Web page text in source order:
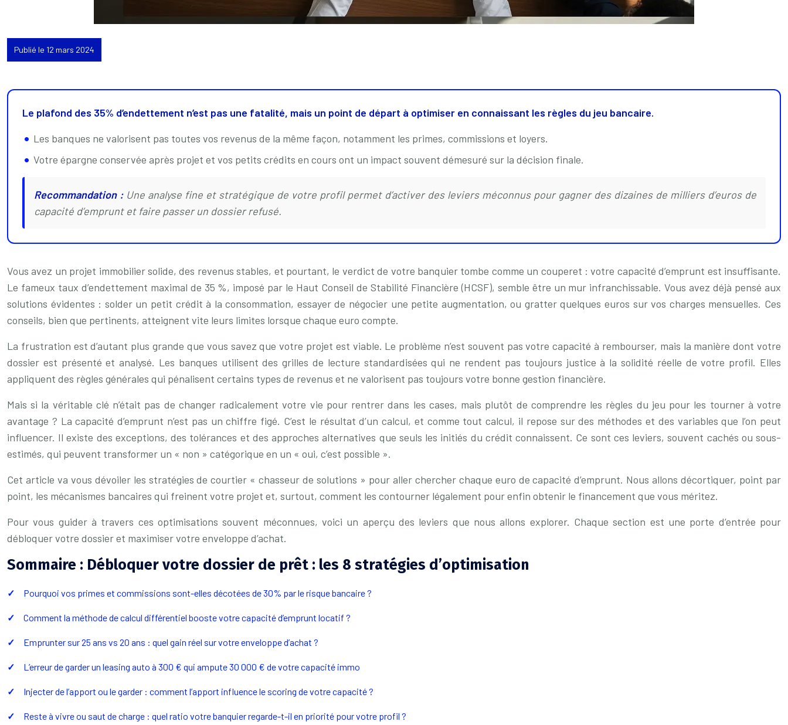
Publié le 12 mars 2024
Le plafond des 35% d’endettement n’est pas une fatalité, mais un point de départ à optimiser en connaissant les règles du jeu bancaire.
Les banques ne valorisent pas toutes vos revenus de la même façon, notamment les primes, commissions et loyers.
Votre épargne conservée après projet et vos petits crédits en cours ont un impact souvent démesuré sur la décision finale.
Recommandation :Une analyse fine et stratégique de votre profil permet d’activer des leviers méconnus pour gagner des dizaines de milliers d’euros de
capacité d’emprunt et faire passer un dossier refusé.
Vous avez un projet immobilier solide, des revenus stables, et pourtant, le verdict de votre banquier tombe comme un couperet : votre capacité d’emprunt est insuffisante.
Le fameux taux d’endettement maximal de 35 %, imposé par le Haut Conseil de Stabilité Financière (HCSF), semble être un mur infranchissable. Vous avez déjà pensé aux
solutions évidentes : solder un petit crédit à la consommation, essayer de négocier une petite augmentation, ou gratter quelques euros sur vos charges mensuelles. Ces
conseils, bien que pertinents, atteignent vite leurs limites lorsque chaque euro compte.
La frustration est d’autant plus grande que vous savez que votre projet est viable. Le problème n’est souvent pas votre capacité à rembourser, mais la manière dont votre
dossier est présenté et analysé. Les banques utilisent des grilles de lecture standardisées qui ne rendent pas toujours justice à la solidité réelle de votre profil. Elles
appliquent des règles générales qui pénalisent certains types de revenus et ne valorisent pas toujours votre bonne gestion financière.
Mais si la véritable clé n’était pas de changer radicalement votre vie pour rentrer dans les cases, mais plutôt de comprendre les règles du jeu pour les tourner à votre
avantage ? La capacité d’emprunt n’est pas un chiffre figé. C’est le résultat d’un calcul, et comme tout calcul, il repose sur des méthodes et des variables que l’on peut
influencer. Il existe des exceptions, des tolérances et des approches alternatives que seuls les initiés du crédit connaissent. Ce sont ces leviers, souvent cachés ou sous-
estimés, qui peuvent transformer un « non » catégorique en un « oui, c’est possible ».
Cet article va vous dévoiler les stratégies de courtier « chasseur de solutions » pour aller chercher chaque euro de capacité d’emprunt. Nous allons décortiquer, point par
point, les mécanismes bancaires qui freinent votre projet et, surtout, comment les contourner légalement pour enfin obtenir le financement que vous méritez.
Pour vous guider à travers ces optimisations souvent méconnues, voici un aperçu des leviers que nous allons explorer. Chaque section est une porte d’entrée pour
débloquer votre dossier et maximiser votre enveloppe d’achat.
Sommaire : Débloquer votre dossier de prêt : les 8 stratégies d’optimisation
Pourquoi vos primes et commissions sont-elles décotées de 30% par le risque bancaire ?
Comment la méthode de calcul différentiel booste votre capacité d’emprunt locatif ?
Emprunter sur 25 ans vs 20 ans : quel gain réel sur votre enveloppe d’achat ?
L’erreur de garder un leasing auto à 300 € qui ampute 30 000 € de votre capacité immo
Injecter de l’apport ou le garder : comment l’apport influence le scoring de votre capacité ?
Reste à vivre ou saut de charge : quel ratio votre banquier regarde-t-il en priorité pour votre profil ?